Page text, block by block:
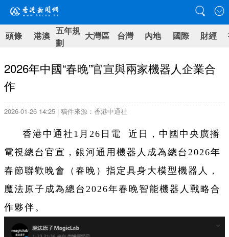
頭條 港澳 五年規
劃
大灣區 台灣 內地 國際 財經
2026年中國“春晚”官宣與兩家機器人企業合
作
2026-01-26 14:25 | 稿件來源：香港中通社
香港中通社1月26日電 近日，中國中央廣播
電視總台官宣，銀河通用機器人成為總台2026年
春節聯歡晚會（春晚）指定具身大模型機器人，
魔法原子成為總台2026年春晚智能機器人戰略合
作夥伴。